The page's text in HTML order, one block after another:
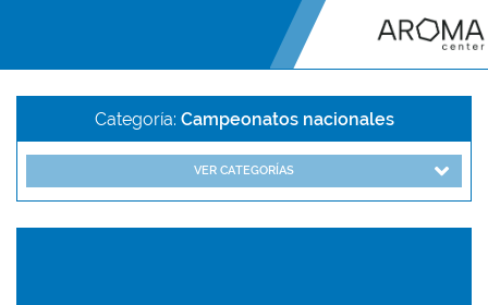
Categoría: Campeonatos nacionales
VER CATEGORÍAS